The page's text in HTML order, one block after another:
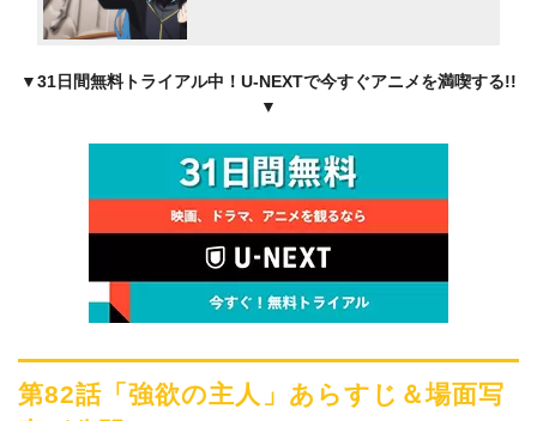
▼31日間無料トライアル中！U-NEXTで今すぐアニメを満喫する!!
▼
第82話「強欲の主人」あらすじ＆場面写